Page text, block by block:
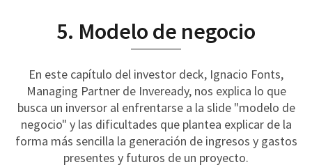
5. Modelo de negocio
En este capítulo del investor deck, Ignacio Fonts,
Managing Partner de Inveready, nos explica lo que
busca un inversor al enfrentarse a la slide "modelo de
negocio" y las dificultades que plantea explicar de la
forma más sencilla la generación de ingresos y gastos
presentes y futuros de un proyecto.